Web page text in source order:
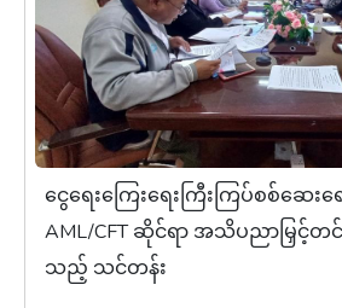
ငွေရေးကြေးရေးကြီးကြပ်စစ်ဆေးရေ
AML/CFT ဆိုင်ရာ အသိပညာမြှင့်တင်
သည့် သင်တန်း